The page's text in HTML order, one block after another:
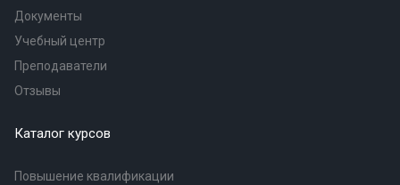
Документы
Учебный центр
Преподаватели
Отзывы
Каталог курсов
Повышение квалификации